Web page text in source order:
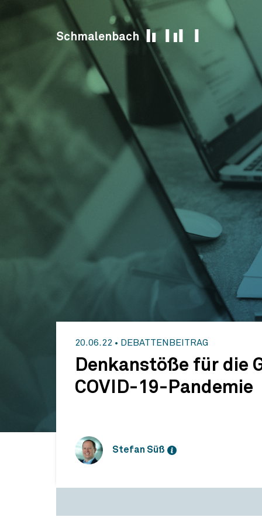
Skip to content
Schmalenbach
20.06.22 • DEBATTENBEITRAG
Denkanstöße für die
COVID-19-Pandemie
Stefan Süß